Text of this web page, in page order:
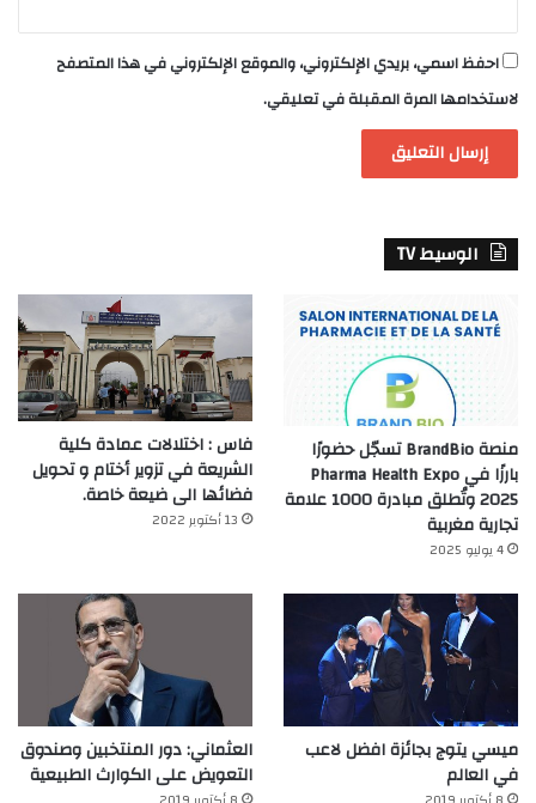
احفظ اسمي، بريدي الإلكتروني، والموقع الإلكتروني في هذا المتصفح
لاستخدامها المرة المقبلة في تعليقي.
الوسيط TV
منصة BrandBio تسجّل حضورًا
بارزًا في Pharma Health Expo
2025 وتُطلق مبادرة 1000 علامة
تجارية مغربية
4 يوليو 2025
فاس : اختلالات عمادة كلية
الشريعة في تزوير أختام و تحويل
فضائها الى ضيعة خاصة.
13 أكتوبر 2022
ميسي يتوج بجائزة افضل لاعب
في العالم‎
العثماني: دور المنتخبين وصندوق
التعويض على الكوارث الطبيعية